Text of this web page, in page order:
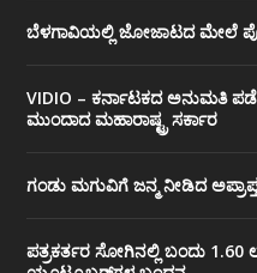
ಬೆಳಗಾವಿಯಲ್ಲಿ ಜೋಜಾಟದ ಮೇಲೆ
VIDIO – ಕರ್ನಾಟಕದ ಅನುಮತಿ
ಮುಂದಾದ ಮಹಾರಾಷ್ಟ್ರ ಸರ್ಕಾರ
ಗಂಡು ಮಗುವಿಗೆ ಜನ್ಮ ನೀಡಿದ
ಪತ್ರಕರ್ತರ ಸೋಗಿನಲ್ಲಿ ಬಂದು 1.60